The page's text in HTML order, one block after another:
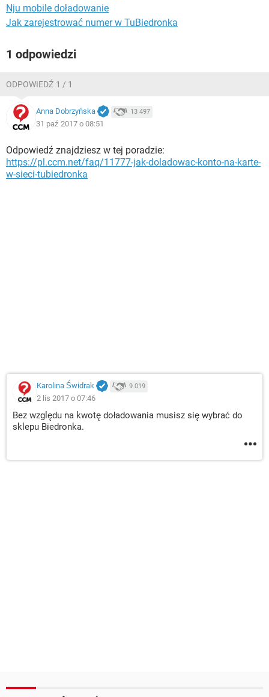
Nju mobile doładowanie
Jak zarejestrować numer w TuBiedronka
1 odpowiedzi
ODPOWIEDŹ 1 / 1
Anna Dobrzyńska 13 497
31 paź 2017 o 08:51
Odpowiedź znajdziesz w tej poradzie:
https://pl.ccm.net/faq/11777-jak-doladowac-konto-na-karte-
w-sieci-tubiedronka
Karolina Świdrak 9 019
2 lis 2017 o 07:46
Bez względu na kwotę doładowania musisz się wybrać do
sklepu Biedronka.